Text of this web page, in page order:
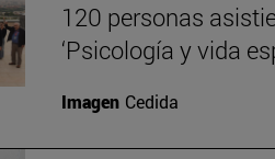
120 personas
‘Psicología y vida
Imagen Cedida